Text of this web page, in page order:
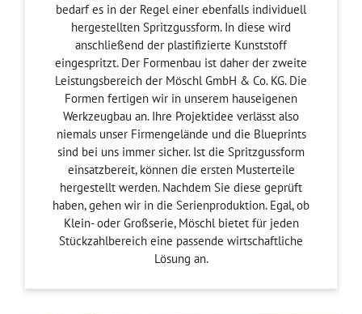
bedarf es in der Regel einer ebenfalls individuell
hergestellten Spritzgussform. In diese wird
anschließend der plastifizierte Kunststoff
eingespritzt. Der Formenbau ist daher der zweite
Leistungsbereich der Möschl GmbH & Co. KG. Die
Formen fertigen wir in unserem hauseigenen
Werkzeugbau an. Ihre Projektidee verlässt also
niemals unser Firmengelände und die Blueprints
sind bei uns immer sicher. Ist die Spritzgussform
einsatzbereit, können die ersten Musterteile
hergestellt werden. Nachdem Sie diese geprüft
haben, gehen wir in die Serienproduktion. Egal, ob
Klein- oder Großserie, Möschl bietet für jeden
Stückzahlbereich eine passende wirtschaftliche
Lösung an.